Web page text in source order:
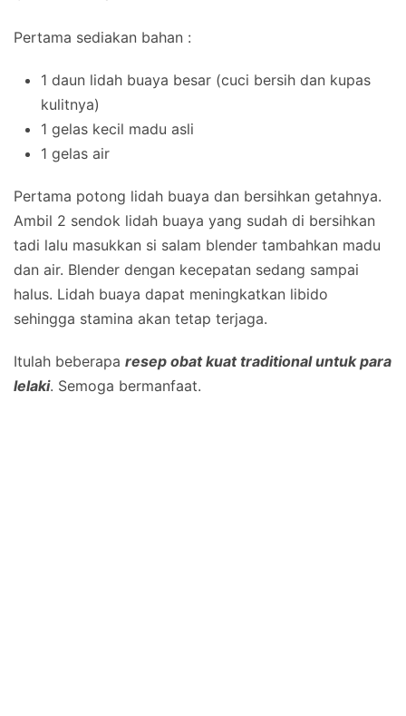
Pertama sediakan bahan :
1 daun lidah buaya besar (cuci bersih dan kupas
kulitnya)
1 gelas kecil madu asli
1 gelas air
Pertama potong lidah buaya dan bersihkan getahnya.
Ambil 2 sendok lidah buaya yang sudah di bersihkan
tadi lalu masukkan si salam blender tambahkan madu
dan air. Blender dengan kecepatan sedang sampai
halus. Lidah buaya dapat meningkatkan libido
sehingga stamina akan tetap terjaga.
Itulah beberapa resep obat kuat traditional untuk para
lelaki. Semoga bermanfaat.